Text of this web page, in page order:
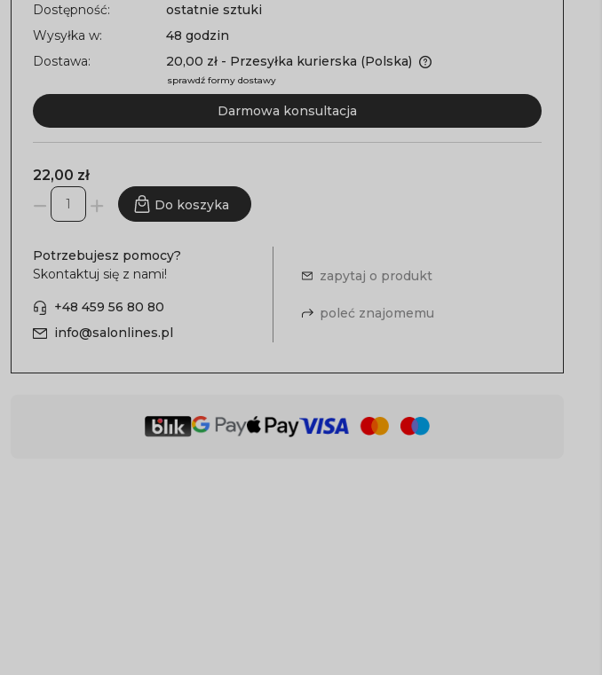
Dostępność:
ostatnie sztuki
Wysyłka w:
48 godzin
Dostawa:
20,00 zł - Przesyłka kurierska (Polska)
sprawdź formy dostawy
Darmowa konsultacja
22,00 zł
Do koszyka
Potrzebujesz pomocy?
Skontaktuj się z nami!
+48 459 56 80 80
info@salonlines.pl
zapytaj o produkt
poleć znajomemu